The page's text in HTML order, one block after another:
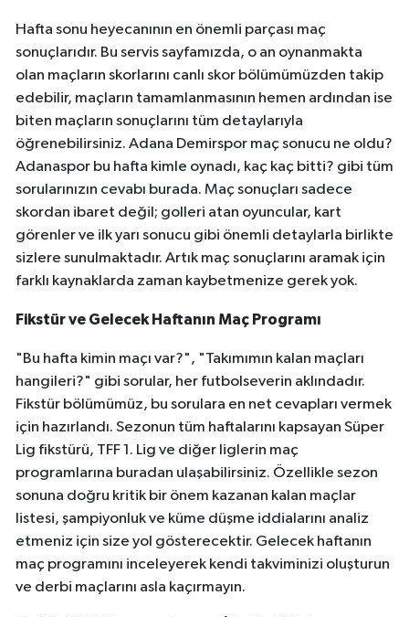
Hafta sonu heyecanının en önemli parçası maç
sonuçlarıdır. Bu servis sayfamızda, o an oynanmakta
olan maçların skorlarını canlı skor bölümümüzden takip
edebilir, maçların tamamlanmasının hemen ardından ise
biten maçların sonuçlarını tüm detaylarıyla
öğrenebilirsiniz. Adana Demirspor maç sonucu ne oldu?
Adanaspor bu hafta kimle oynadı, kaç kaç bitti? gibi tüm
sorularınızın cevabı burada. Maç sonuçları sadece
skordan ibaret değil; golleri atan oyuncular, kart
görenler ve ilk yarı sonucu gibi önemli detaylarla birlikte
sizlere sunulmaktadır. Artık maç sonuçlarını aramak için
farklı kaynaklarda zaman kaybetmenize gerek yok.
Fikstür ve Gelecek Haftanın Maç Programı
"Bu hafta kimin maçı var?", "Takımımın kalan maçları
hangileri?" gibi sorular, her futbolseverin aklındadır.
Fikstür bölümümüz, bu sorulara en net cevapları vermek
için hazırlandı. Sezonun tüm haftalarını kapsayan Süper
Lig fikstürü, TFF 1. Lig ve diğer liglerin maç
programlarına buradan ulaşabilirsiniz. Özellikle sezon
sonuna doğru kritik bir önem kazanan kalan maçlar
listesi, şampiyonluk ve küme düşme iddialarını analiz
etmeniz için size yol gösterecektir. Gelecek haftanın
maç programını inceleyerek kendi takviminizi oluşturun
ve derbi maçlarını asla kaçırmayın.